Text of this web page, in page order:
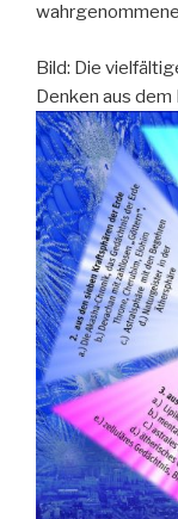
Bild: Die
Denken aus dem